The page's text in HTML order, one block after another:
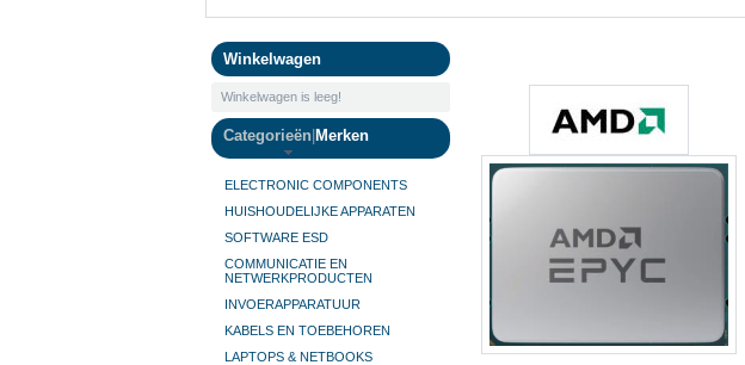
Winkelwagen
Winkelwagen is leeg!
Categorieën Merken
ELECTRONIC COMPONENTS
HUISHOUDELIJKE APPARATEN
SOFTWARE ESD
COMMUNICATIE EN
NETWERKPRODUCTEN
INVOERAPPARATUUR
KABELS EN TOEBEHOREN
LAPTOPS & NETBOOKS